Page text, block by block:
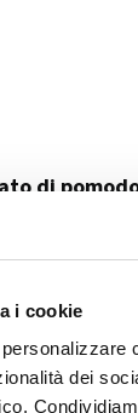
i cookie
dei
di
q.b.